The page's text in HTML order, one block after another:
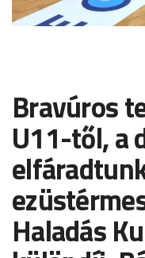
Bravúros
U11-től, a
Haladás